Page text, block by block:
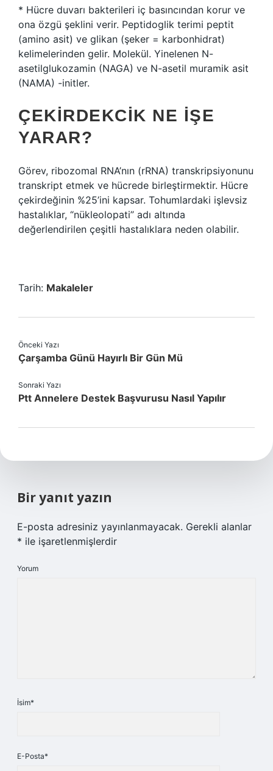
* Hücre duvarı bakterileri iç basıncından korur ve
ona özgü şeklini verir. Peptidoglik terimi peptit
(amino asit) ve glikan (şeker = karbonhidrat)
kelimelerinden gelir. Molekül. Yinelenen N-
asetilglukozamin (NAGA) ve N-asetil muramik asit
(NAMA) -initler.
ÇEKIRDEKCIK NE IŞE
YARAR?
Görev, ribozomal RNA’nın (rRNA) transkripsiyonunu
transkript etmek ve hücrede birleştirmektir. Hücre
çekirdeğinin %25’ini kapsar. Tohumlardaki işlevsiz
hastalıklar, “nükleolopati” adı altında
değerlendirilen çeşitli hastalıklara neden olabilir.
Tarih: Makaleler
Önceki Yazı
Çarşamba Günü Hayırlı Bir Gün Mü
Sonraki Yazı
Ptt Annelere Destek Başvurusu Nasıl Yapılır
Bir yanıt yazın
E-posta adresiniz yayınlanmayacak. Gerekli alanlar
* ile işaretlenmişlerdir
Yorum
İsim*
E-Posta*